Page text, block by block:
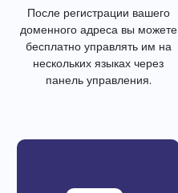
После регистрации вашего
доменного адреса вы можете
бесплатно управлять им на
нескольких языках через
панель управления.